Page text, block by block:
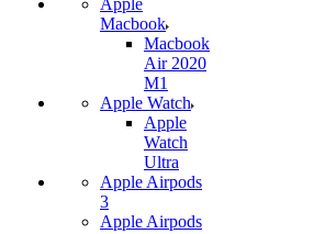
Apple
Macbook
Macbook
Air 2020
M1
Apple Watch
Apple
Watch
Ultra
Apple Airpods
3
Apple Airpods